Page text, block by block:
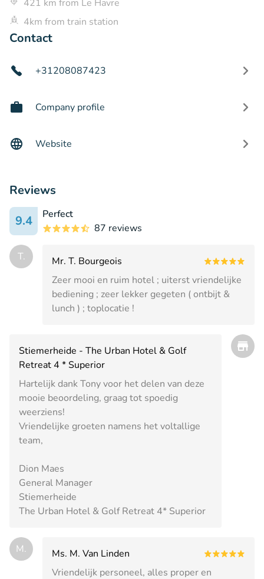
421 km from Le Havre
4km from train station
Contact
+31208087423
Company profile
Website
Reviews
9.4
Perfect
87 reviews
T.
Mr. T. Bourgeois
Zeer mooi en ruim hotel ; uiterst vriendelijke
bediening ; zeer lekker gegeten ( ontbijt &
lunch ) ; toplocatie !
Stiemerheide - The Urban Hotel & Golf
Retreat 4 * Superior
Hartelijk dank Tony voor het delen van deze
mooie beoordeling, graag tot spoedig
weerziens!
Vriendelijke groeten namens het voltallige
team,
Dion Maes
General Manager
Stiemerheide
The Urban Hotel & Golf Retreat 4* Superior
M.
Ms. M. Van Linden
Vriendelijk personeel, alles proper en